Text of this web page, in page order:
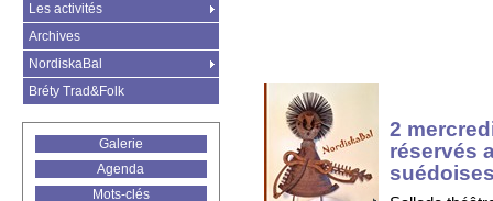
2
réservés
Les activités
Archives
NordiskaBal
Bréty Trad&Folk
Galerie
Agenda
Mots-clés